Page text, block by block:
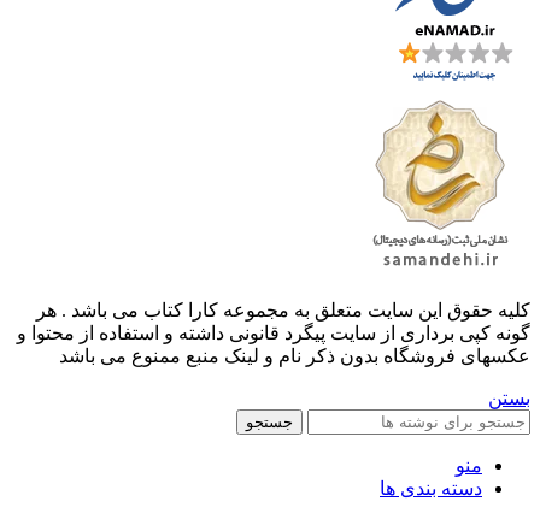
کليه حقوق اين سايت متعلق به مجموعه کارا کتاب می باشد . هر
گونه کپی برداری از سایت پیگرد قانونی داشته و استفاده از محتوا و
عکسهای فروشگاه بدون ذکر نام و لینک منبع ممنوع می باشد
بستن
جستجو
منو
دسته بندی ها